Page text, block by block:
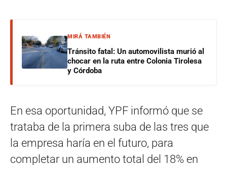
MIRÁ TAMBIÉN
Tránsito fatal: Un automovilista murió al
chocar en la ruta entre Colonia Tirolesa
y Córdoba
En esa oportunidad, YPF informó que se
trataba de la primera suba de las tres que
la empresa haría en el futuro, para
completar un aumento total del 18% en